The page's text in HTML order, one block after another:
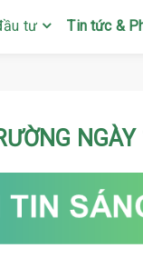
tư Tin tức &